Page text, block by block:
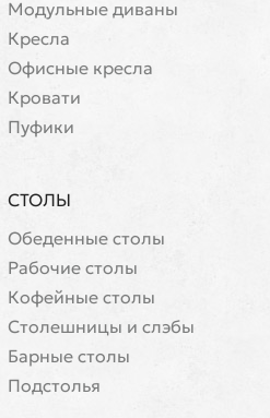
Модульные диваны
Кресла
Офисные кресла
Кровати
Пуфики
СТОЛЫ
Обеденные столы
Рабочие столы
Кофейные столы
Cтолешницы и слэбы
Барные столы
Подстолья